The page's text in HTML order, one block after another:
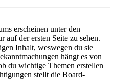
erscheinen unter den
auf der ersten Seite zu sehen.
Inhalt, weswegen du sie
hängt es von
du wichtige Themen erstellen
stellt die Board-